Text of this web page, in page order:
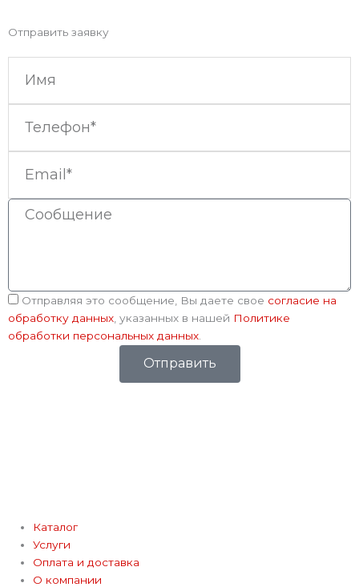
Отправить заявку
Сообщение
Соглашение
Отправляя это сообщение, Вы даете свое согласие на
обработку данных , указанных в нашей Политике
обработки персональных данных
Отправить
Каталог
Услуги
Оплата и доставка
О компании